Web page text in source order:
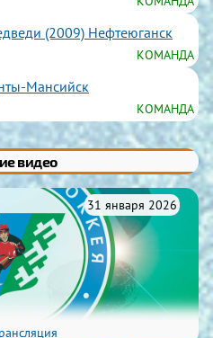
(2009) Нефтеюганск
КОМАНДА
Мансийск
КОМАНДА
видео
31 января 2026